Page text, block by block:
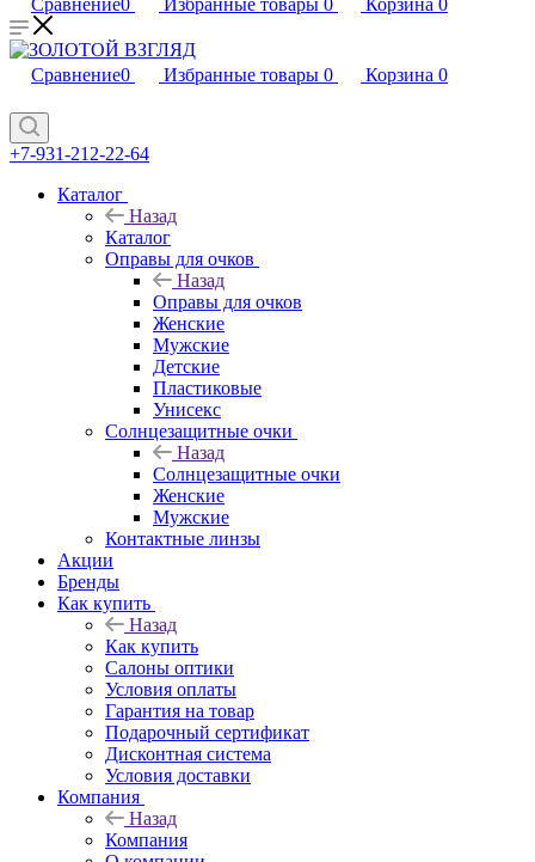
Сравнение0 Избранные товары 0 Корзина 0
Сравнение0 Избранные товары 0 Корзина 0
+7-931-212-22-64
Каталог
Назад
Каталог
Оправы для очков
Назад
Оправы для очков
Женские
Мужские
Детские
Пластиковые
Унисекс
Солнцезащитные очки
Назад
Солнцезащитные очки
Женские
Мужские
Контактные линзы
Акции
Бренды
Как купить
Назад
Как купить
Салоны оптики
Условия оплаты
Гарантия на товар
Подарочный сертификат
Дисконтная система
Условия доставки
Компания
Назад
Компания